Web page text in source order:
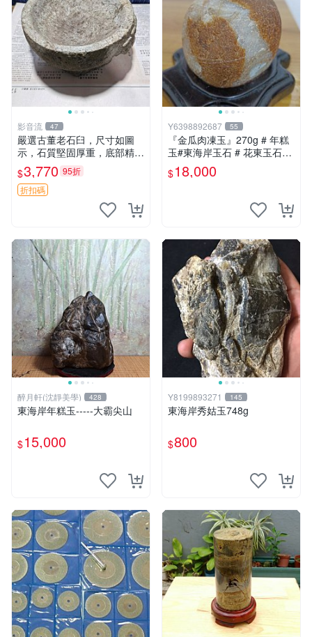
影音流 47
嚴選古董老石臼，尺寸如圖
示，石質堅固厚重，底部精雕
花紋，錘頭完好無損。適合收
藏或實用。 石臼 收藏 錘頭
$3,770 95折
折扣碼
Y6398892687 55
『金瓜肉凍玉』270g # 年糕
玉#東海岸玉石 # 花東玉石#
總統石#台灣藍寶
$18,000
醉月軒(沈靜美學) 428
東海岸年糕玉-----大霸尖山
$15,000
Y8199893271 145
東海岸秀姑玉748g
$800